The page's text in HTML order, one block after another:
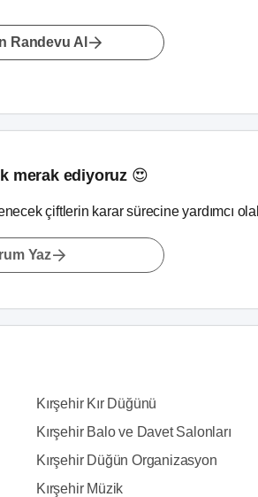
Randevu Al
merak ediyoruz 😍
çiftlerin karar sürecine yardımcı
Yaz
Kırşehir Kır Düğünü
Kırşehir Balo ve Davet Salonları
Kırşehir Düğün Organizasyon
Kırşehir Müzik